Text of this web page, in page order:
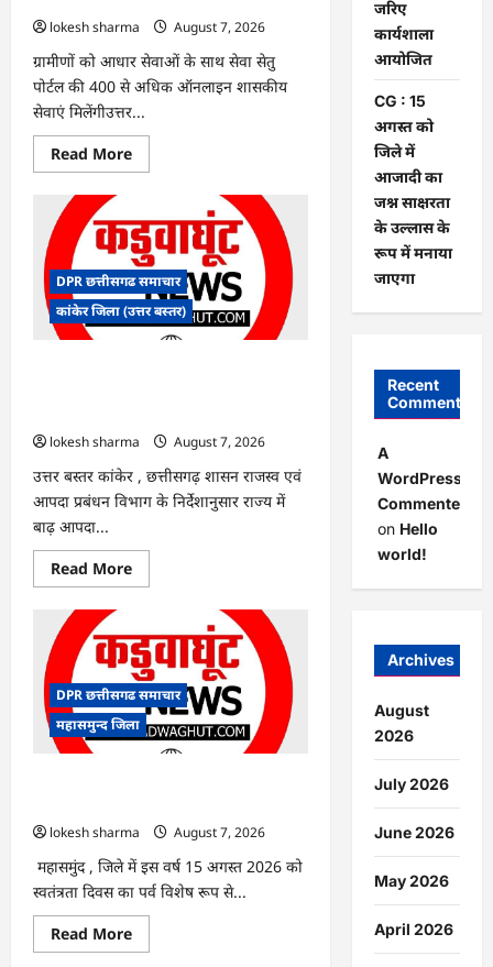
बवाल,
आयोग
ने
दी
सफाई
lokesh sharma
August 7, 2026
ग्रामीणों को आधार सेवाओं के साथ सेवा सेतु
पोर्टल की 400 से अधिक ऑनलाइन शासकीय
सेवाएं मिलेंगीउत्तर...
Read MoreRead
more
ग्राम
पंचायत
भैंसासुर
में
नवीन
आधार
केंद्र
DPR छत्तीसगढ समाचार
कांकेर जिला (उत्तर बस्तर)
lokesh sharma
August 7, 2026
उत्तर बस्तर कांकेर , छत्तीसगढ़ शासन राजस्व एवं
आपदा प्रबंधन विभाग के निर्देशानुसार राज्य में
बाढ़ आपदा...
Read MoreRead
more
:
आपदा
प्रबंधन
संबंधी
राज्य
स्तरीय
मॉक
एक्सरसाइज
कार्यशाला
आयोजित
DPR छत्तीसगढ समाचार
महासमुन्द जिला
lokesh sharma
August 7, 2026
महासमुंद , जिले में इस वर्ष 15 अगस्त 2026 को
स्वतंत्रता दिवस का पर्व विशेष रूप से...
Read MoreRead
more
जरिए
कार्यशाला
आयोजित
CG : 15
अगस्त को
जिले में
आजादी का
जश्न साक्षरता
के उल्लास के
रूप में मनाया
जाएगा
Recent
Comments
A
WordPress
Commenter
on Hello
world!
Archives
August
2026
July 2026
June 2026
May 2026
April 2026